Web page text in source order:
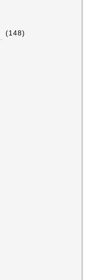
(148)